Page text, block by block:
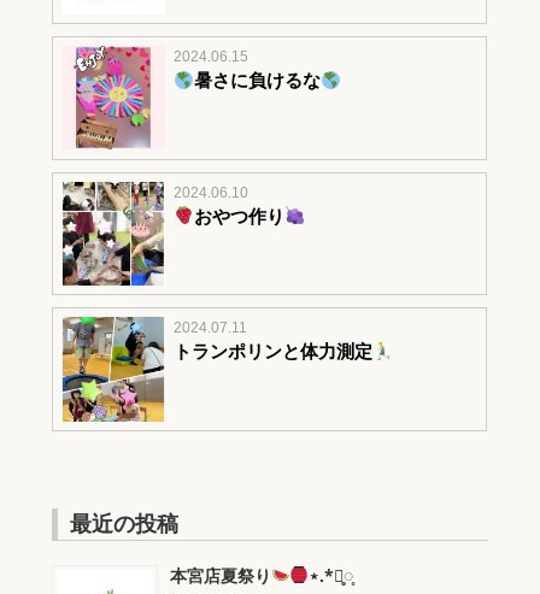
2024.06.15
暑さに負けるな
2024.06.10
おやつ作り
2024.07.11
トランポリンと体力測定
最近の投稿
本宮店夏祭り ⋆.*⃝̥◌̥